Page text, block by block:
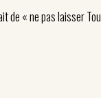
« ne pas laisser